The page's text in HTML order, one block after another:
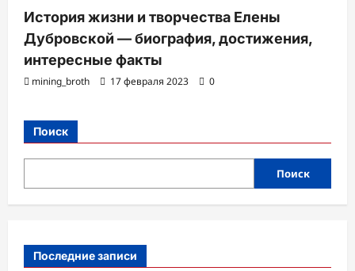
История жизни и творчества Елены
Дубровской — биография, достижения,
интересные факты
mining_broth 17 февраля 2023 0
Поиск
Поиск
Последние записи